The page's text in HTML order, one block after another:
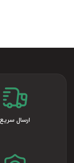
ارسال سریع